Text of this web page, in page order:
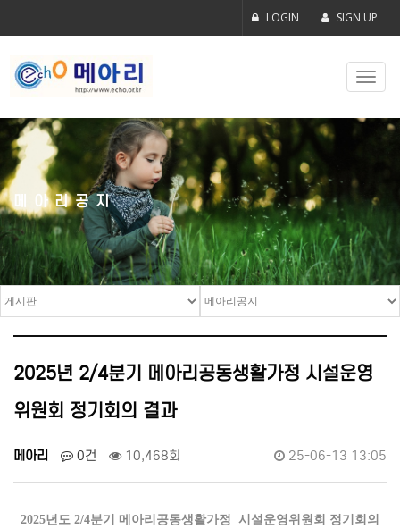
LOGIN SIGN UP
메아리공지
2025년 2/4분기 메아리공동생활가정 시설운영
위원회 정기회의 결과
메아리 0건 10,468회 25-06-13 13:05
2025년도 2/4분기 메아리공동생활가정 시설운영위원회 정기회의